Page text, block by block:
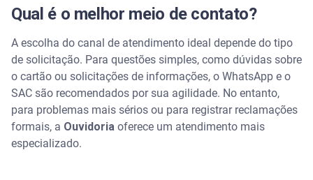
Qual é o melhor meio de contato?
A escolha do canal de atendimento ideal depende do tipo
de solicitação. Para questões simples, como dúvidas sobre
o cartão ou solicitações de informações, o WhatsApp e o
SAC são recomendados por sua agilidade. No entanto,
para problemas mais sérios ou para registrar reclamações
formais, a Ouvidoria oferece um atendimento mais
especializado.